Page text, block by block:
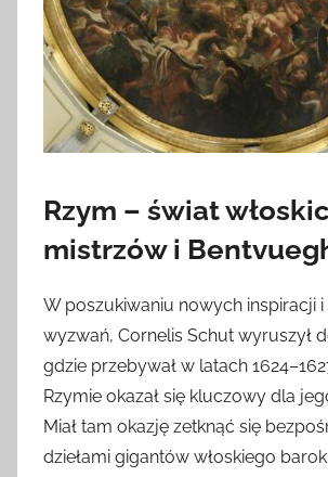
Rzym – świat
mistrzów i
W poszukiwaniu nowych inspiracji
wyzwań, Cornelis Schut wyruszył
gdzie przebywał w latach
Rzymie okazał się kluczowy dla
Miał tam okazję zetknąć się
dziełami gigantów włoskiego